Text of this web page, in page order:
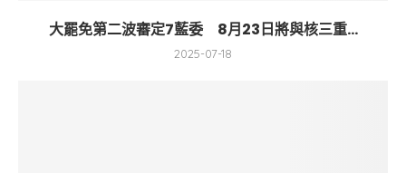
大罷免第二波審定7藍委 8月23日將與核三重...
2025-07-18